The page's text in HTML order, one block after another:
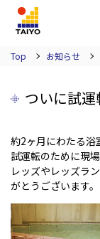
Top お知らせ
ついに試運
約2ヶ月にわたる浴
試運転のために現
レッズやレッズラ
がとうございます。